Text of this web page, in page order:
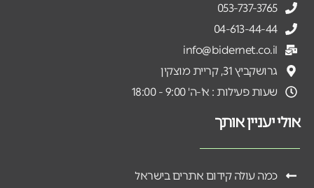
053-737-3765
04-613-44-44
info@bidernet.co.il
גרושקביץ 31, קריית מוצקין
שעות פעילות : א'-ה' 9:00 - 18:00
אולי יעניין אותך
כמה עולה קידום אתרים בישראל